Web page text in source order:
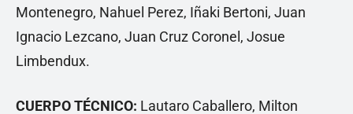
Montenegro, Nahuel Perez, Iñaki Bertoni, Juan
Ignacio Lezcano, Juan Cruz Coronel, Josue
Limbendux.
CUERPO TÉCNICO: Lautaro Caballero, Milton